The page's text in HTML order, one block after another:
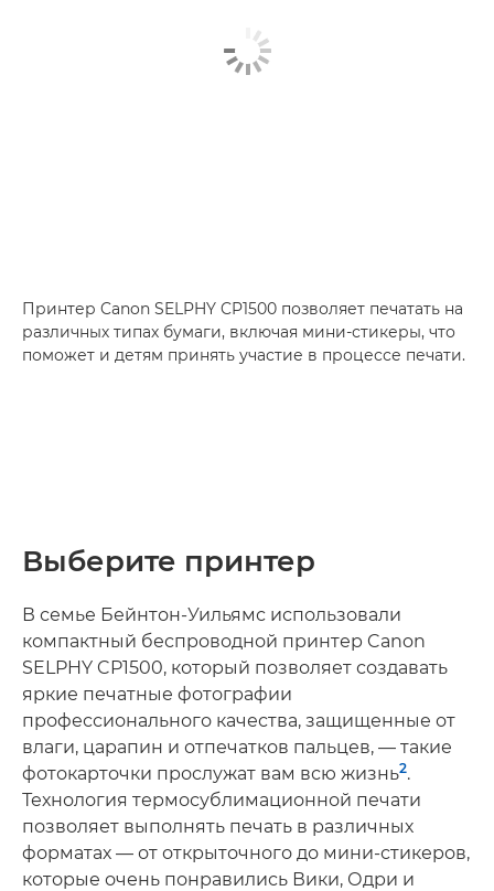
Принтер Canon SELPHY CP1500 позволяет печатать на
различных типах бумаги, включая мини-стикеры, что
поможет и детям принять участие в процессе печати.
Выберите принтер
В семье Бейнтон-Уильямс использовали
компактный беспроводной принтер Canon
SELPHY CP1500, который позволяет создавать
яркие печатные фотографии
профессионального качества, защищенные от
влаги, царапин и отпечатков пальцев, — такие
фотокарточки прослужат вам всю жизнь2.
Технология термосублимационной печати
позволяет выполнять печать в различных
форматах — от открыточного до мини-стикеров,
которые очень понравились Вики, Одри и